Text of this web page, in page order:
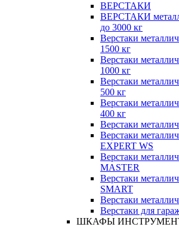
ВЕРСТАКИ
ВЕРСТАКИ
до 3000 кг
Верстаки
1500 кг
Верстаки
1000 кг
Верстаки
500 кг
Верстаки
400 кг
Верстаки
Верстаки
EXPERT WS
Верстаки
MASTER
Верстаки
SMART
Верстаки
Верстаки для
ШКАФЫ